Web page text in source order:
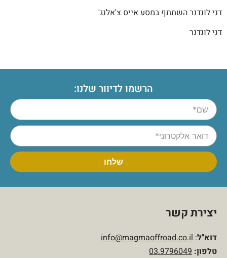
דני לונדנר השתתף במסע אייס צ'אלנג'
דני לונדנר
הרשמו לדיוור שלנו:
יצירת קשר
דוא"ל:
info@magmaoffroad.co.il
טלפון:
03.9796049